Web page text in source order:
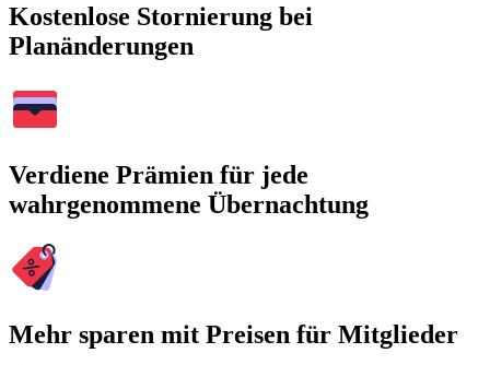
Kostenlose Stornierung bei
Planänderungen
Verdiene Prämien für jede
wahrgenommene Übernachtung
Mehr sparen mit Preisen für Mitglieder